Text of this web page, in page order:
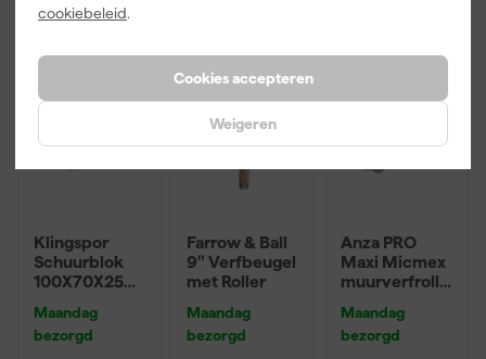
cookiebeleid.
Cookies accepteren
Weigeren
Klingspor
Schuurblok
100X70X25m
P220
Maandag
bezorgd
Farrow & Ball
9" Verfbeugel
met Roller
Maandag
bezorgd
Anza PRO
Maxi Micmex
muurverfrolle
Maandag
bezorgd